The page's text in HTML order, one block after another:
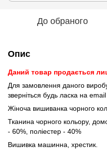
До обраного
Опис
Даний товар продається
Для замовлення даного
зверніться будь ласка на
Жіноча вишиванка чорного
Тканина чорного кольору,
- 60%, поліестер - 40%
Вишивка машинна, хрестик.